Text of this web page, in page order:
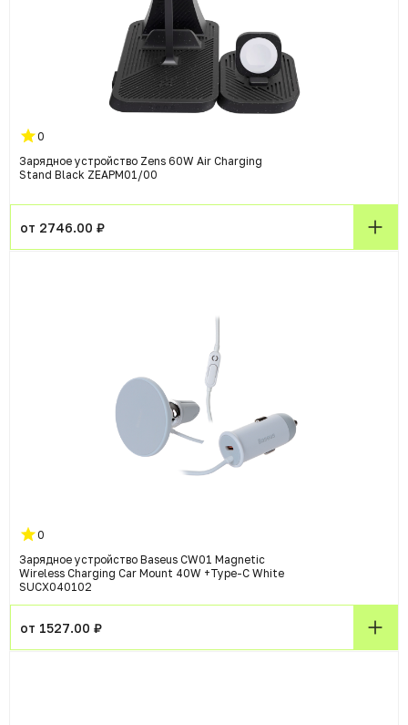
0
Зарядное устройство Zens 60W Air Charging
Stand Black ZEAPM01/00
от 2746.00 ₽
0
Зарядное устройство Baseus CW01 Magnetic
Wireless Charging Car Mount 40W +Type-C White
SUCX040102
от 1527.00 ₽